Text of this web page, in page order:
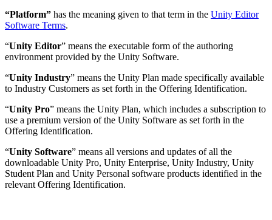
“Platform” has the meaning given to that term in the Unity Editor
Software Terms.
“Unity Editor” means the executable form of the authoring
environment provided by the Unity Software.
“Unity Industry” means the Unity Plan made specifically available
to Industry Customers as set forth in the Offering Identification.
“Unity Pro” means the Unity Plan, which includes a subscription to
use a premium version of the Unity Software as set forth in the
Offering Identification.
“Unity Software” means all versions and updates of all the
downloadable Unity Pro, Unity Enterprise, Unity Industry, Unity
Student Plan and Unity Personal software products identified in the
relevant Offering Identification.